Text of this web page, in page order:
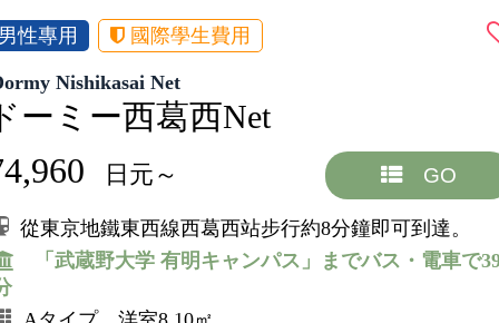
性專用 國際學生費用
Nishikasai Net
ーミー西葛西Net
日元～ GO
從東京地鐵東西線西葛西站步行約8分鐘即可到達。
「武蔵野大学 有明キャンパス」までバス・電車で